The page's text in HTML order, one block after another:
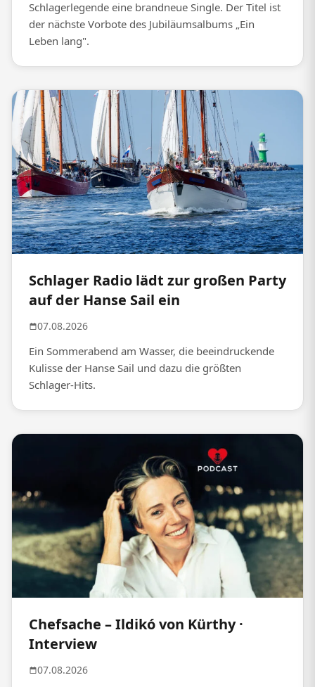
Schlagerlegende eine brandneue Single. Der Titel ist
der nächste Vorbote des Jubiläumsalbums „Ein
Leben lang".
Schlager Radio lädt zur großen Party
auf der Hanse Sail ein
07.08.2026
Ein Sommerabend am Wasser, die beeindruckende
Kulisse der Hanse Sail und dazu die größten
Schlager-Hits.
Chefsache – Ildikó von Kürthy ·
Interview
07.08.2026